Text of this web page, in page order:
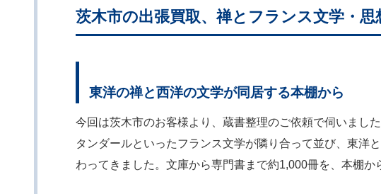
茨木市の出張買取、禅とフランス文学・思
東洋の禅と西洋の文学が同居する本棚から
今回は茨木市のお客様より、蔵書整理のご依頼で伺いまし
タンダールといったフランス文学が隣り合って並び、東洋
わってきました。文庫から専門書まで約1,000冊を、本棚か